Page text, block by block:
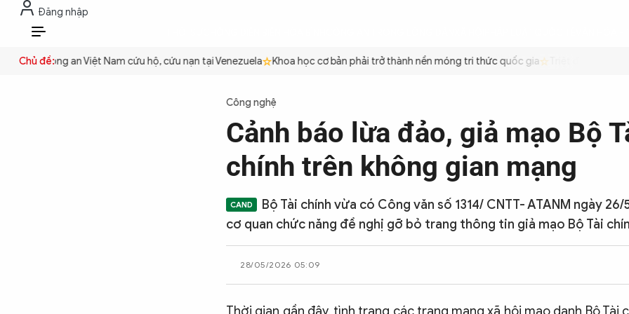
Đăng nhập
VI
Chủ đề:
Công an Việt Nam cứu hộ, cứu nạn tại Venezuela Khoa học cơ bản phải trở thành nền móng tri thức quốc gia Triệt để tiết kiệm
Công nghệ
Cảnh báo lừa đảo, giả mạo Bộ
chính trên không gian mạng
Bộ Tài chính vừa có Công văn số 1314/ CNTT- ATANM ngày
cơ quan chức năng đề nghị gỡ bỏ trang thông tin giả mạo Bộ Tài
28/05/2026 05:09